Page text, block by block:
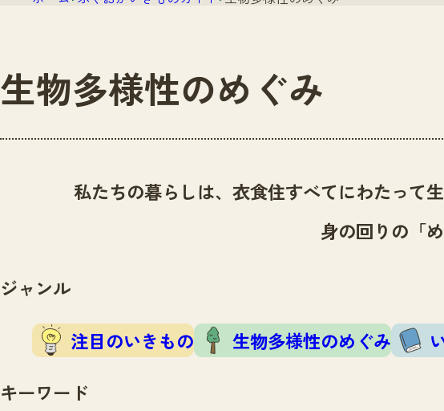
生物多様性のめぐみ
私たちの暮らしは、衣食住すべてにわたって
身の回りの「
ジャンル
注目のいきもの 生物多様性のめぐみ
キーワード